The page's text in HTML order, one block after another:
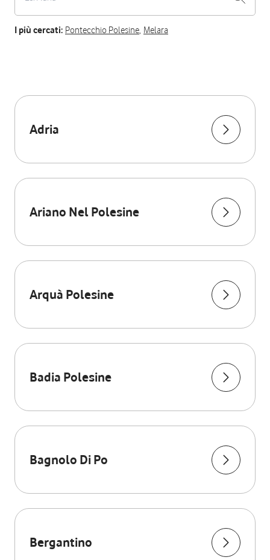
I più cercati: Pontecchio Polesine, Melara
Adria
Ariano Nel Polesine
Arquà Polesine
Badia Polesine
Bagnolo Di Po
Bergantino